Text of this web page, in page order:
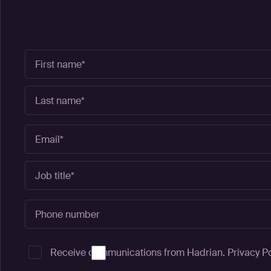
Receive communications from Hadrian. Privacy